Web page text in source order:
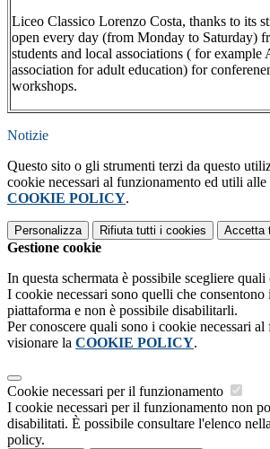
Liceo Classico Lorenzo Costa, thanks to its
open every day (from Monday to Saturday)
students and local associations ( for
association for adult education) for
workshops.
Notizie
Questo sito o gli strumenti terzi da questo
cookie necessari al funzionamento ed utili
COOKIE POLICY.
Personalizza Rifiuta tutti i cookies Accetta
Gestione cookie
In questa schermata è possibile scegliere
I cookie necessari sono quelli che
piattaforma e non è possibile disabilitarli.
Per conoscere quali sono i cookie necessari
visionare la COOKIE POLICY.
Cookie necessari per il funzionamento
I cookie necessari per il funzionamento non
disabilitati. È possibile consultare l'elenco
policy.